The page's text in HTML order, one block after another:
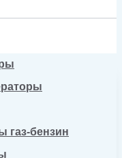
газ-бензин